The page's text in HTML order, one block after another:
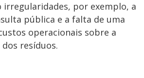
irregularidades, por exemplo, a
pública e a falta de uma
operacionais sobre a
resíduos.